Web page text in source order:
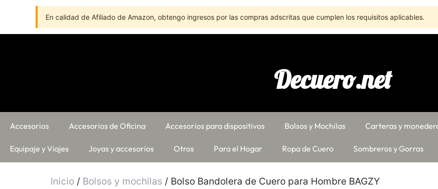
En calidad de Afiliado de Amazon, obtengo ingresos por las compras adscritas que cumplen los requisitos aplicables.
Decuero.net
Accesorios Accesorios de Oficina Accesorios para dispositivos Bolsos y Mochilas Carteras y
Equipaje y Viajes Joyas y accesorios Otros Para el Hogar Ropa de Cuero Sombreros y Gorras
Inicio / Bolsos y mochilas / Bolso Bandolera de Cuero para Hombre BAGZY